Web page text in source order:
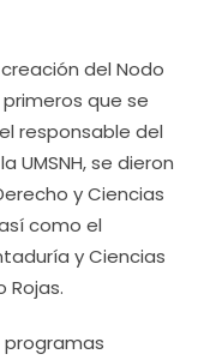
del Nodo
primeros que se
responsable del
UMSNH, se dieron
y Ciencias
como el
y Ciencias
Rojas.
programas